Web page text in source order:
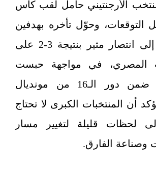
الأرجنتيني حامل لقب كأس
التوقعات، وحوّل تأخره بهدفين
نظيفين إلى انتصار مثير بنتيجة 3-2 على
المصري، في مواجهة حبست
الأنفاس ضمن دور الـ16 من مونديال
ليؤكد أن المنتخبات الكبرى لا تحتاج
لحظات قليلة لتغيير مسار
وصناعة الفارق.